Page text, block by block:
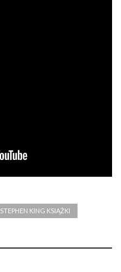
STEPHEN KING KSIĄŻKI